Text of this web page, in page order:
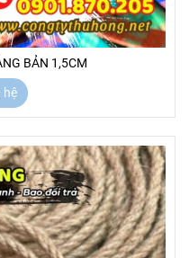
BẢN 1,5CM
hệ